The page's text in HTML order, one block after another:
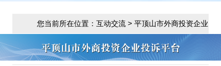
您当前所在位置：互动交流 > 平顶山市外商投资企业
投诉平台